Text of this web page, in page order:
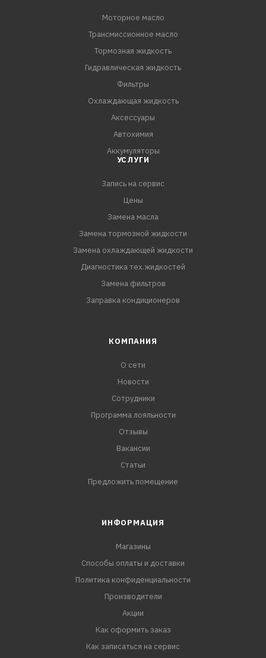
Моторное масло
Трансмиссионное масло
Тормозная жидкость
Гидравлическая жидкость
Фильтры
Охлаждающая жидкость
Аксессуары
Автохимия
Аккумуляторы
УСЛУГИ
Запись на сервис
Цены
Замена масла
Замена тормозной жидкости
Замена охлаждающей жидкости
Диагностика тех.жидкостей
Замена фильтров
Заправка кондиционеров
КОМПАНИЯ
О сети
Новости
Сотрудники
Программа лояльности
Отзывы
Вакансии
Статьи
Предложить помещение
ИНФОРМАЦИЯ
Магазины
Способы оплаты и доставки
Политика конфиденциальности
Производители
Акции
Как оформить заказ
Как записаться на сервис